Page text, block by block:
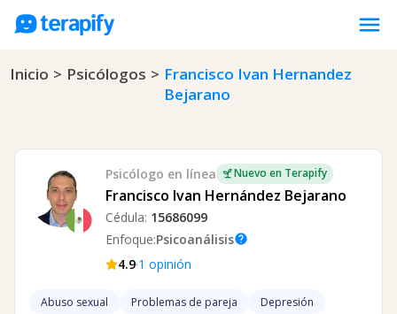
menu
Psicólogos en línea
Empresas
Preguntas frecuentes
Trabaja con nosotros
Inicio > Psicólogos > Francisco Ivan Hernandez
Bejarano
Psicólogo en línea Nuevo en Terapify
Francisco Ivan Hernández Bejarano
Cédula: 15686099
Enfoque:Psicoanálisishelp
4.9·1 opinión
Abuso sexual Problemas de pareja Depresión